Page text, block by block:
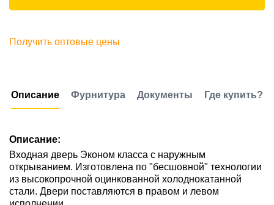
Получить оптовые цены
Описание Фурнитура Документы Где купить?
Описание:
Входная дверь Эконом класса с наружным
открыванием. Изготовлена по "бесшовной" технологии
из высокопрочной оцинкованной холоднокатанной
стали. Двери поставляются в правом и левом